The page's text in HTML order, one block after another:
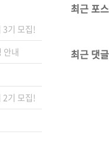
3기 모집!
안내
2기 모집!
최근 포
최근 댓글